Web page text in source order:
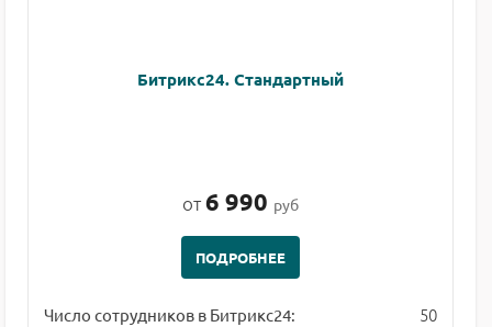
Битрикс24. Стандартный
от6 990 руб
ПОДРОБНЕЕ
Число сотрудников в Битрикс24: 50